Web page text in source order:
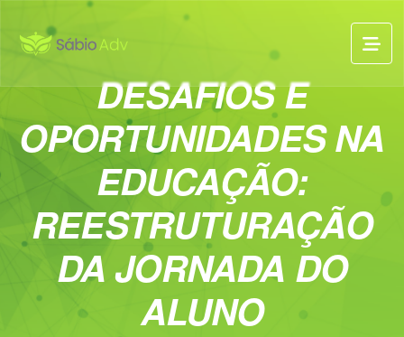
DESAFIOS E
OPORTUNIDADES NA
EDUCAÇÃO:
REESTRUTURAÇÃO
DA JORNADA DO
ALUNO